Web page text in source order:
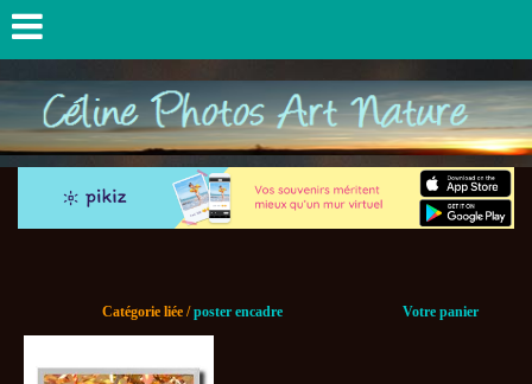
Catégorie liée /poster encadre Votre panier